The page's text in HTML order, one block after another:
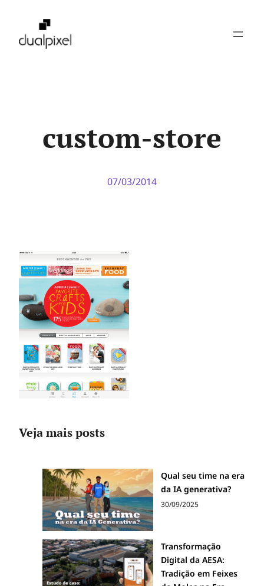
custom-store
07/03/2014
Veja mais posts
Qual seu time na era
da IA generativa?
30/09/2025
Transformação
Digital da AESA:
Tradição em Feixes